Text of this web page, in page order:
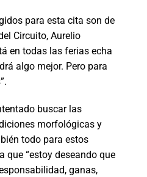
para esta cita son de
Circuito, Aurelio
en todas las ferias echa
algo mejor. Pero para
buscar las
morfológicas y
todo para estos
que “estoy deseando que
ganas,